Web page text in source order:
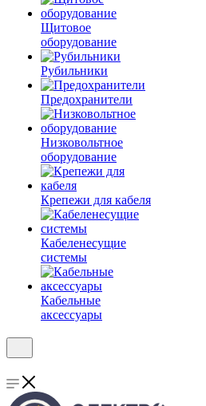
Щитовое
оборудование
Рубильники
Предохранители
Низковольтное
оборудование
Крепежи для кабеля
Кабеленесущие
системы
Кабельные
аксессуары